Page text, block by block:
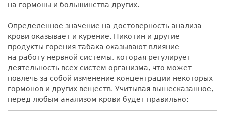
на гормоны и большинства других.
Определенное значение на достоверность анализа
крови оказывает и курение. Никотин и другие
продукты горения табака оказывают влияние
на работу нервной системы, которая регулирует
деятельность всех систем организма, что может
повлечь за собой изменение концентрации некоторых
гормонов и других веществ. Учитывая вышесказанное,
перед любым анализом крови будет правильно: